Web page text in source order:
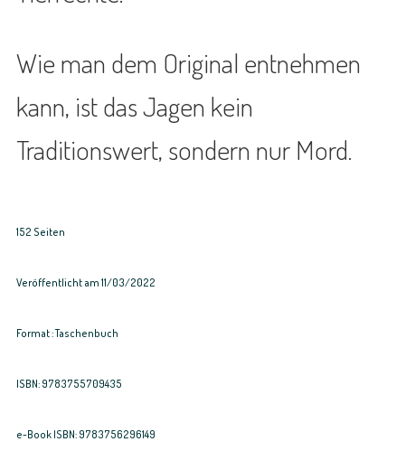
Wie man dem Original entnehmen
kann, ist das Jagen kein
Traditionswert, sondern nur Mord.
152 Seiten
Veröffentlicht am 11/03/2022
Format : Taschenbuch
ISBN: 9783755709435
e-Book ISBN: 9783756296149